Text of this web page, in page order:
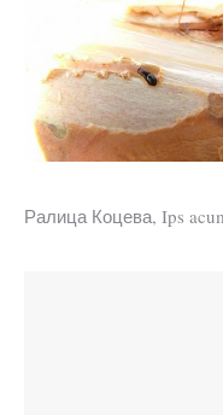
Ралица Коцева, Ips